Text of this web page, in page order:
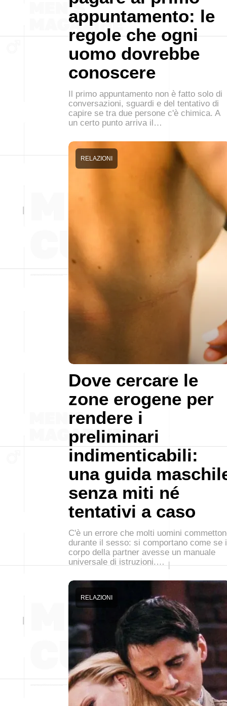
appuntamento: le
regole che ogni
uomo dovrebbe
conoscere
Il primo appuntamento non è fatto solo di
conversazioni, sguardi e del tentativo di
capire se tra due persone c'è chimica. A
un certo punto arriva il…
Dove cercare le
zone erogene per
rendere i
preliminari
indimenticabili:
una guida
senza miti né
tentativi a caso
RELAZIONI
C'è un errore che molti uomini
durante il sesso: si comportano come se
corpo della partner avesse un manuale
universale di istruzioni.…
RELAZIONI